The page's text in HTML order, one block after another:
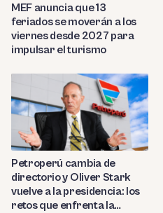
MEF anuncia que 13
feriados se moverán a los
viernes desde 2027 para
impulsar el turismo
Petroperú cambia de
directorio y Oliver Stark
vuelve a la presidencia: los
retos que enfrenta la